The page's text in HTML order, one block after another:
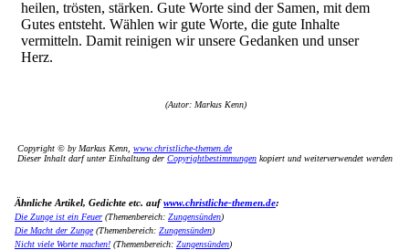
heilen, trösten, stärken. Gute Worte sind der Samen, mit dem
Gutes entsteht. Wählen wir gute Worte, die gute Inhalte
vermitteln. Damit reinigen wir unsere Gedanken und unser
Herz.
(Autor: Markus Kenn)
Copyright © by Markus Kenn, www.christliche-themen.de
Dieser Inhalt darf unter Einhaltung der Copyrightbestimmungen kopiert und weiterverwendet werden
Ähnliche Artikel, Gedichte etc. aufwww.christliche-themen.de:
Die Zunge ist ein Feuer (Themenbereich: Zungensünden)
Die Macht der Zunge(Themenbereich: Zungensünden)
Nicht viele Worte machen! (Themenbereich: Zungensünden)